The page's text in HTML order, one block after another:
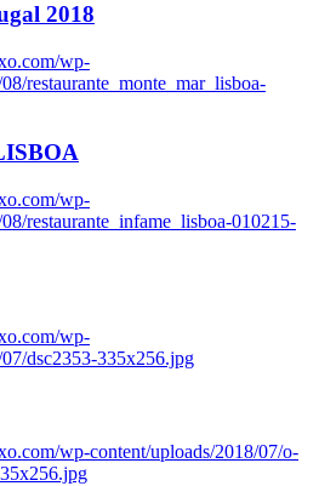
2018
wp-
restaurante_monte_mar_lisboa-
wp-
restaurante_infame_lisboa-010215-
wp-
dsc2353-335x256.jpg
wp-content/uploads/2018/07/o-